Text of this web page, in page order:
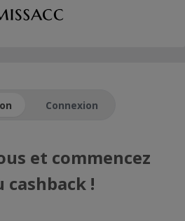
Connexion
et commencez
cashback !